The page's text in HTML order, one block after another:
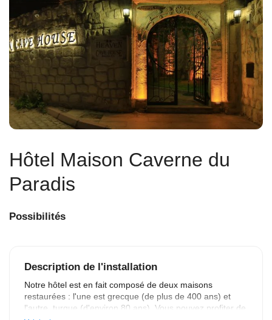
Hôtel Maison Caverne du
Paradis
Possibilités
Description de l'installation
Notre hôtel est en fait composé de deux maisons
restaurées : l'une est grecque (de plus de 400 ans) et
l'autre, turque (d'environ 80 ans). Vous pouvez profiter de